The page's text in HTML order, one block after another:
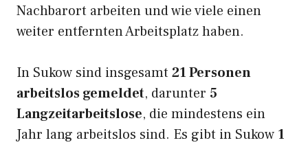
Nachbarort arbeiten und wie viele einen
weiter entfernten Arbeitsplatz haben.
In Sukow sind insgesamt 21 Personen
arbeitslos gemeldet, darunter 5
Langzeitarbeitslose, die mindestens ein
Jahr lang arbeitslos sind. Es gibt in Sukow 1